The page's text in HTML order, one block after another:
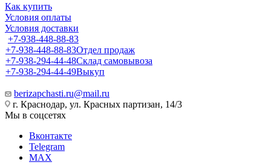
Как купить
Условия оплаты
Условия доставки
+7-938-448-88-83
+7-938-448-88-83Отдел продаж
+7-938-294-44-48Склад самовывоза
+7-938-294-44-49Выкуп
berizapchasti.ru@mail.ru
г. Краснодар, ул. Красных партизан, 14/3
Мы в соцсетях
Вконтакте
Telegram
MAX